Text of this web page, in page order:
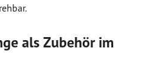
als Zubehör im